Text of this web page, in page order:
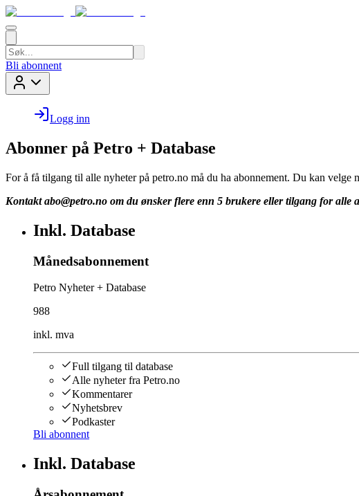
Bli abonnent
Logg inn
Abonner på Petro + Database
For å få tilgang til alle nyheter på petro.no må du ha abonnement. Du kan
Kontakt abo@petro.no om du ønsker flere enn 5 brukere eller tilgang for alle
Inkl. Database
Månedsabonnement
Petro Nyheter + Database
988
inkl. mva
Full tilgang til database
Alle nyheter fra Petro.no
Kommentarer
Nyhetsbrev
Podkaster
Bli abonnent
Inkl. Database